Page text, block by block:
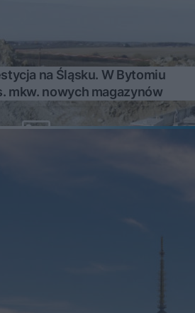
na Śląsku. W Bytomiu
mkw. nowych magazynów